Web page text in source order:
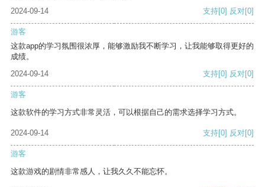
2024-09-14
支持[0] 反对[0]
游客
这款app的学习氛围很浓厚，能够激励我不断学习，让我能够取得更好的
成绩。
2024-09-14
支持[0] 反对[0]
游客
这款软件的学习方式非常灵活，可以根据自己的需求选择学习方式。
2024-09-14 支持[0] 反对[0]
游客
这款游戏的剧情非常感人，让我久久不能忘怀。